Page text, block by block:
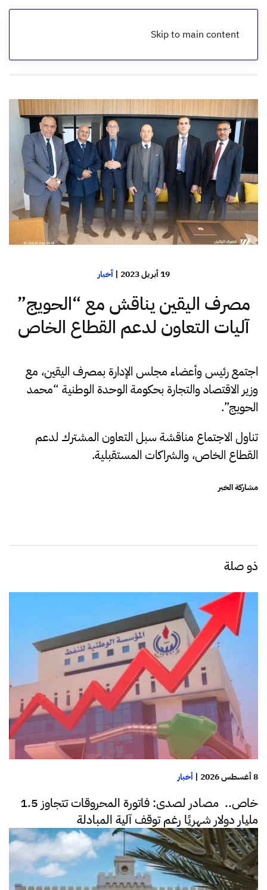
Skip to main content
الرئيسية
19 أبريل 2023 |أخبار
مصرف اليقين يناقش مع “الحويج”
آليات التعاون لدعم القطاع الخاص
اجتمع رئيس وأعضاء مجلس الإدارة بمصرف اليقين، مع
وزير الاقتصاد والتجارة بحكومة الوحدة الوطنية “محمد
الحويج”.
تناول الاجتماع مناقشة سبل التعاون المشترك لدعم
القطاع الخاص، والشراكات المستقبلية.
مشاركة الخبر
ذو صلة
8 أغسطس 2026 | أخبار
خاص.. مصادر لصدى: فاتورة المحروقات تتجاوز 1.5
مليار دولار شهريًا رغم توقف آلية المبادلة